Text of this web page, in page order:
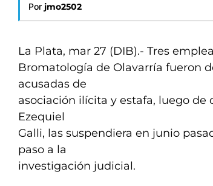
Por jmo2502
La Plata, mar 27 (DIB).- Tres
Bromatología de Olavarría fueron
acusadas de
asociación ilícita y estafa, luego
Ezequiel
Galli, las suspendiera en junio
paso a la
investigación judicial.